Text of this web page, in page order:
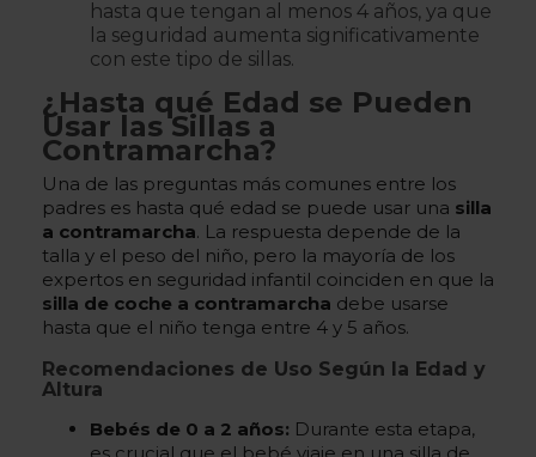
hasta que tengan al menos 4 años, ya que
la seguridad aumenta significativamente
con este tipo de sillas.
¿Hasta qué Edad se Pueden
Usar las Sillas a
Contramarcha?
Una de las preguntas más comunes entre los
padres es hasta qué edad se puede usar una silla
a contramarcha. La respuesta depende de la
talla y el peso del niño, pero la mayoría de los
expertos en seguridad infantil coinciden en que la
silla de coche a contramarcha debe usarse
hasta que el niño tenga entre 4 y 5 años.
Recomendaciones de Uso Según la Edad y
Altura
Bebés de 0 a 2 años: Durante esta etapa,